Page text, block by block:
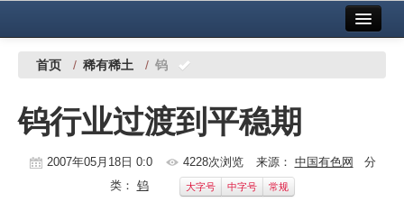
中国有色金属报社主办 广告服务
铜镍铅锌
铝
首页 / 稀有稀土 / 钨
钨行业过渡到平稳期
2007年05月18日 0:0 4228次浏览 来源： 中国有色网 分
类： 钨 大字号 中字号 常规